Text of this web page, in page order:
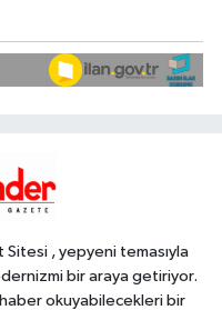
ağırladı! Film
, yepyeni temasıyla
bir araya getiriyor.
okuyabilecekleri bir